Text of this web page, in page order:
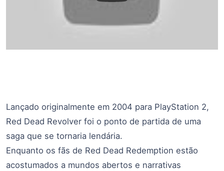
Lançado originalmente em 2004 para PlayStation 2,
Red Dead Revolver foi o ponto de partida de uma
saga que se tornaria lendária.
Enquanto os fãs de Red Dead Redemption estão
acostumados a mundos abertos e narrativas